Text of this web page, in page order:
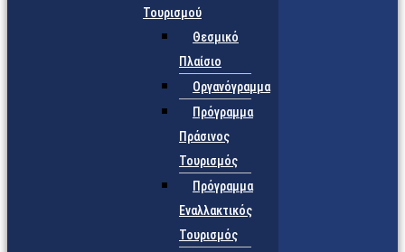
Τουρισμού
Θεσμικό
Πλαίσιο
Οργανόγραμμα
Πρόγραμμα
Πράσινος
Τουρισμός
Πρόγραμμα
Εναλλακτικός
Τουρισμός